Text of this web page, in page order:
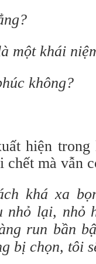
một khái
không?
hiện trong
chết mà vẫn
khá xa
nhỏ lại, nhỏ
run bần
bị chọn, tôi